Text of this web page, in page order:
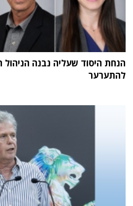
הנחת היסוד שעליה נבנה הניהול
להתערער